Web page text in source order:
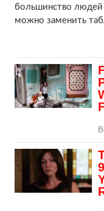
большинство людей
можно заменить